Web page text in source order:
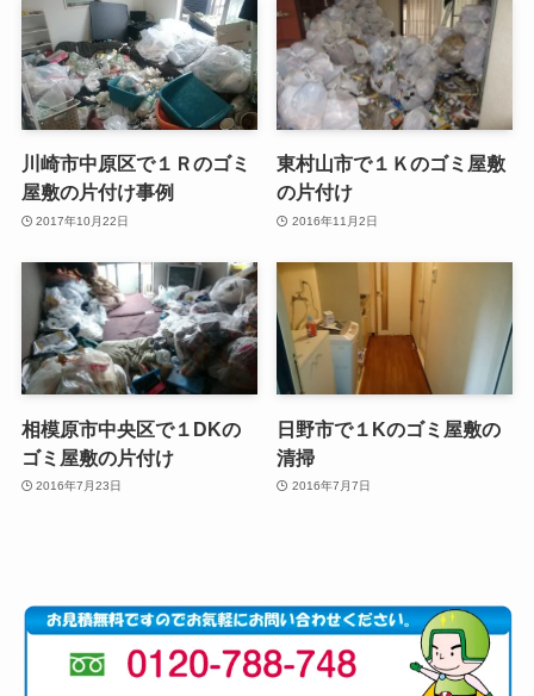
川崎市中原区で１Ｒのゴミ
屋敷の片付け事例
2017年10月22日
東村山市で１Ｋのゴミ屋敷
の片付け
2016年11月2日
相模原市中央区で１DKの
ゴミ屋敷の片付け
2016年7月23日
日野市で１Kのゴミ屋敷の
清掃
2016年7月7日